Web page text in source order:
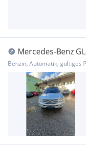
Mercedes-Benz
Benzin, Automatik, gültiges